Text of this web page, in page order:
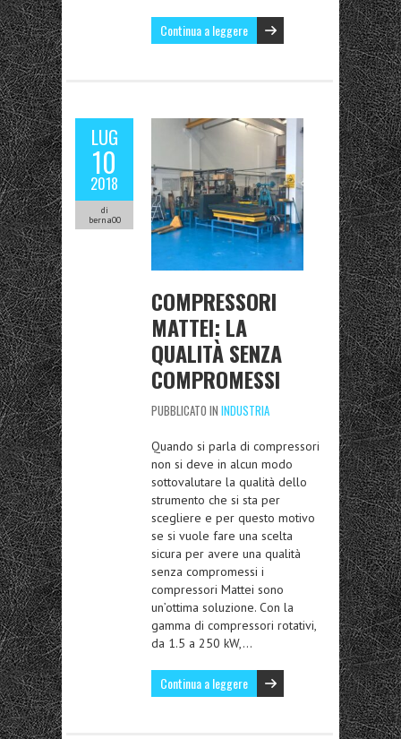
Continua a leggere
LUG
10
2018
di
berna00
COMPRESSORI
MATTEI: LA
QUALITÀ SENZA
COMPROMESSI
PUBBLICATO IN INDUSTRIA
Quando si parla di compressori
non si deve in alcun modo
sottovalutare la qualità dello
strumento che si sta per
scegliere e per questo motivo
se si vuole fare una scelta
sicura per avere una qualità
senza compromessi i
compressori Mattei sono
un’ottima soluzione. Con la
gamma di compressori rotativi,
da 1.5 a 250 kW,…
Continua a leggere